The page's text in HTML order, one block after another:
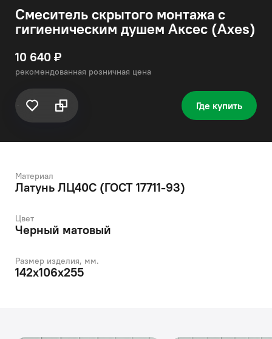
Смеситель скрытого монтажа с
гигиеническим душем Аксес (Axes)
10 640 ₽
рекомендованная розничная цена
Где купить
Материал
Латунь ЛЦ40C (ГОСТ 17711-93)
Цвет
Черный матовый
Размер изделия, мм.
142x106x255